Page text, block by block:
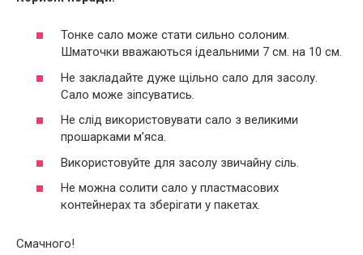
Тонке сало може стати сильно солоним.
Шматочки вважаються ідеальними 7 см. на 10 см.
Не закладайте дуже щільно сало для засолу.
Сало може зіпсуватись.
Не слід використовувати сало з великими
прошарками м’яса.
Використовуйте для засолу звичайну сіль.
Не можна солити сало у пластмасових
контейнерах та зберігати у пакетах.
Смачного!